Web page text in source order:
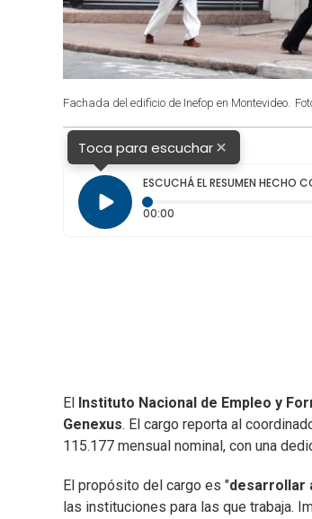
Fachada del edificio de Inefop en Montevideo.
Toca para escuchar×
ESCUCHÁ EL RESUMEN HECHO
00:00
El Instituto Nacional de Empleo y
Genexus. El cargo reporta al
115.177 mensual nominal, con una
El propósito del cargo es "desarrollar
las instituciones para las que trabaja.